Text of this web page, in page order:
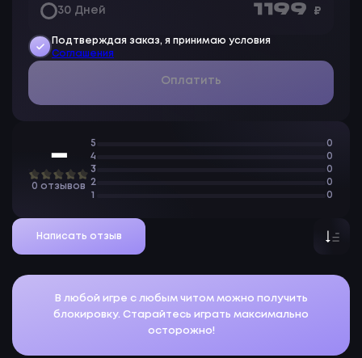
30 Дней 1 199 ₽
Подтверждая заказ, я принимаю условия
Соглашения
Оплатить
—
0 отзывов
5
0
4
0
3
0
2
0
1
0
Написать отзыв
В любой игре с любым читом можно получить
блокировку. Старайтесь играть максимально
осторожно!